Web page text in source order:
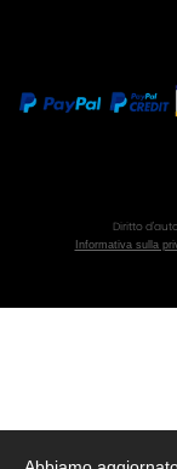
Diritto
Informativa sulla